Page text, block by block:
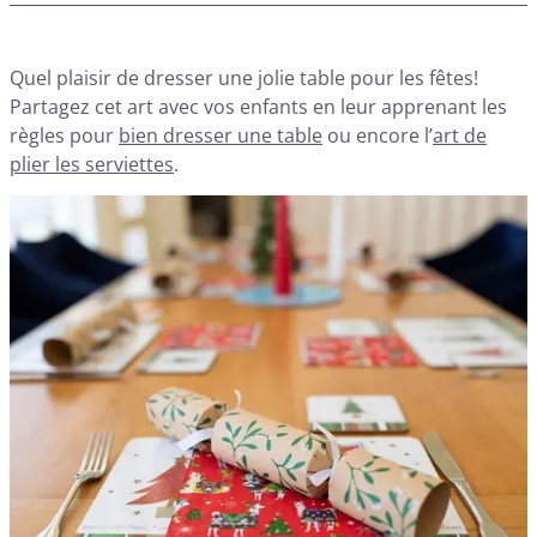
Quel plaisir de dresser une jolie table pour les fêtes!
Partagez cet art avec vos enfants en leur apprenant les
règles pour bien dresser une table ou encore l’art de
plier les serviettes.